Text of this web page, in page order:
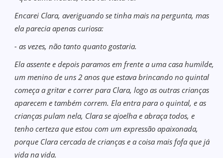
Encarei Clara, averiguando se tinha mais na pergunta, mas
ela parecia apenas curiosa:
- as vezes, não tanto quanto gostaria.
Ela assente e depois paramos em frente a uma casa humilde,
um menino de uns 2 anos que estava brincando no quintal
começa a gritar e correr para Clara, logo as outras crianças
aparecem e também correm. Ela entra para o quintal, e as
crianças pulam nela, Clara se ajoelha e abraça todos, e
tenho certeza que estou com um expressão apaixonada,
porque Clara cercada de crianças e a coisa mais fofa que já
vida na vida.